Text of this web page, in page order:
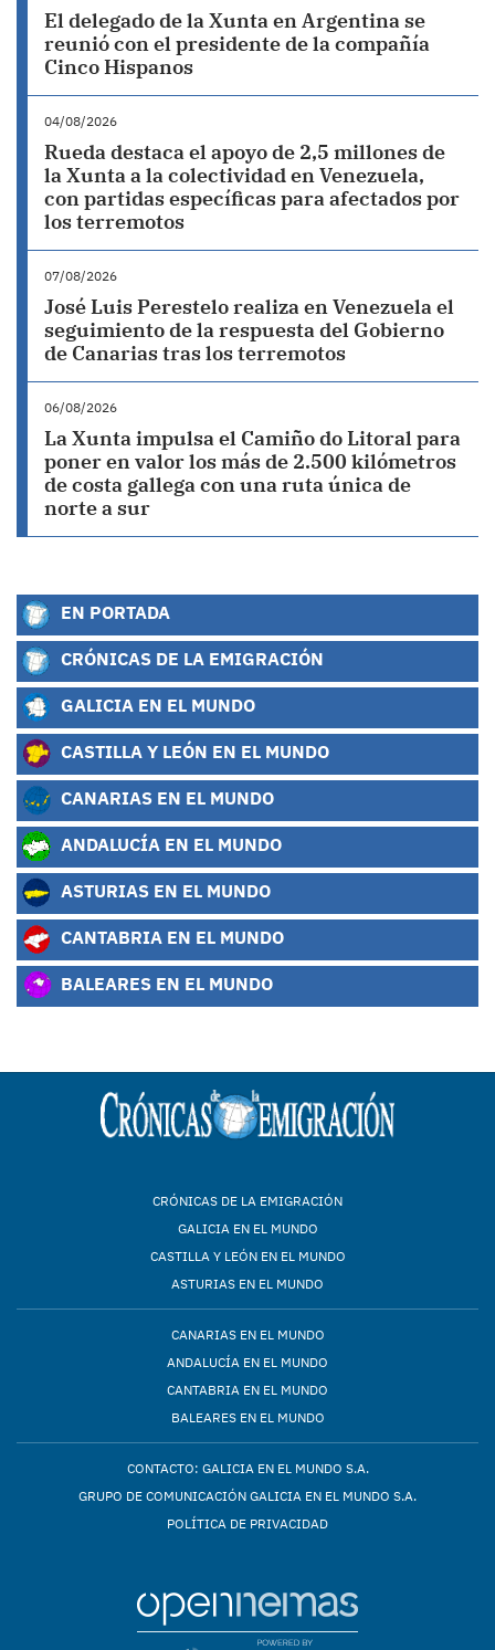
El delegado de la Xunta en Argentina se
reunió con el presidente de la compañía
Cinco Hispanos
04/08/2026
Rueda destaca el apoyo de 2,5 millones de
la Xunta a la colectividad en Venezuela,
con partidas específicas para afectados por
los terremotos
07/08/2026
José Luis Perestelo realiza en Venezuela el
seguimiento de la respuesta del Gobierno
de Canarias tras los terremotos
06/08/2026
La Xunta impulsa el Camiño do Litoral para
poner en valor los más de 2.500 kilómetros
de costa gallega con una ruta única de
norte a sur
EN PORTADA
CRÓNICAS DE LA EMIGRACIÓN
GALICIA EN EL MUNDO
CASTILLA Y LEÓN EN EL MUNDO
CANARIAS EN EL MUNDO
ANDALUCÍA EN EL MUNDO
ASTURIAS EN EL MUNDO
CANTABRIA EN EL MUNDO
BALEARES EN EL MUNDO
CRÓNICAS DE LA EMIGRACIÓN
GALICIA EN EL MUNDO
CASTILLA Y LEÓN EN EL MUNDO
ASTURIAS EN EL MUNDO
CANARIAS EN EL MUNDO
ANDALUCÍA EN EL MUNDO
CANTABRIA EN EL MUNDO
BALEARES EN EL MUNDO
CONTACTO: GALICIA EN EL MUNDO S.A.
GRUPO DE COMUNICACIÓN GALICIA EN EL MUNDO S.A.
POLÍTICA DE PRIVACIDAD